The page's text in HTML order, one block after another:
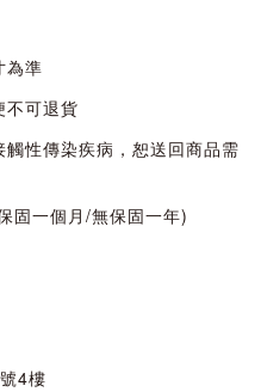
為準
不可退貨
性傳染疾病，恕送回商品需
固一個月/無保固一年)
4樓